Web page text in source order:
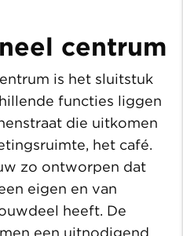
centrum
is het sluitstuk
functies liggen
die uitkomen
het café.
zo ontworpen dat
eigen en van
heeft. De
een uitnodigend